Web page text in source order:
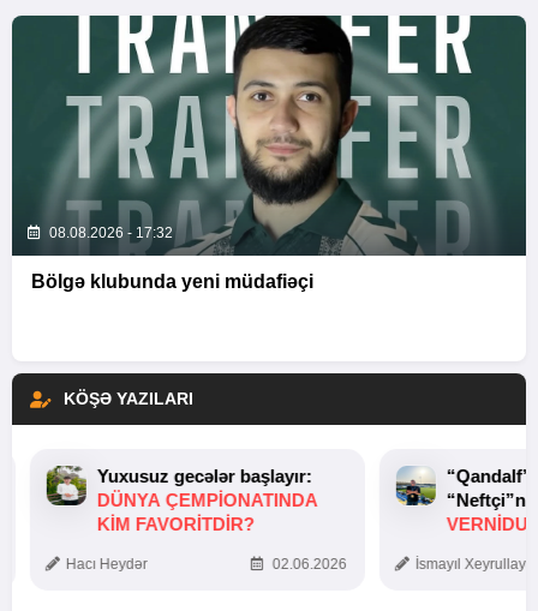
08.08.2026 - 17:32
Bölgə klubunda yeni müdafiəçi
KÖŞƏ YAZILARI
Yuxusuz gecələr başlayır:
DÜNYA ÇEMPIONATINDA
KIM FAVORITDIR?
Hacı Heydər 02.06.2026 İsmayıl